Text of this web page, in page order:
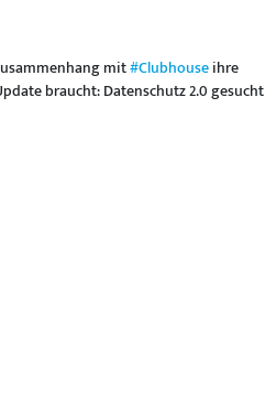
mit#Clubhouseihre
braucht: Datenschutz 2.0 gesucht